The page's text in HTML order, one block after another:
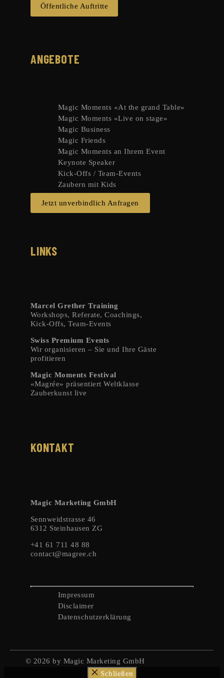
Öffentliche Auftritte
ANGEBOTE
Magic Moments «At the grand Table»
Magic Moments «Live on stage»
Magic Business
Magic Friends
Magic Moments an Ihrem Event
Keynote Speaker
Kick-Offs / Team-Events
Zaubern mit Kids
Jetzt unverbindlich Anfragen
LINKS
Marcel Grether Training
Workshops, Referate, Coachings,
Kick-Offs, Team-Events
Swiss Premium Events
Wir organisieren – Sie und Ihre Gäste
profitieren
Magic Moments Festival
«Magrée» präsentiert Weltklasse
Zauberkunst live
KONTAKT
Magic Marketing GmbH
Sennweidstrasse 46
6312 Steinhausen ZG
+41 61 711 48 88
contact@magree.ch
Impressum
Disclaimer
Datenschutzerklärung
© 2026 by Magic Marketing GmbH
Schließen